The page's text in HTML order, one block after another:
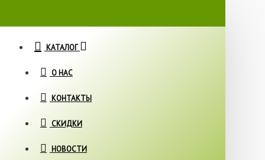
КАТАЛОГ
О НАС
КОНТАКТЫ
СКИДКИ
НОВОСТИ